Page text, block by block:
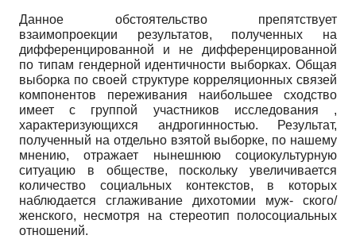
Данное обстоятельство препятствует
взаимопроекции результатов, полученных на
дифференцированной и не дифференцированной
по типам гендер­ной идентичности выборках. Общая
выборка по своей структуре корреляционных связей
компонентов переживания наибольшее сходство
имеет с группой участников исследования ,
характеризующихся андрогинностью. Результат,
полученный на отдельно взятой выборке, по нашему
мнению, отражает нынешнюю социокультурную
ситуацию в обществе, поскольку увеличивается
количество социальных контекстов, в которых
наблюдается сглаживание дихотомии муж- ского/
женского, несмотря на стереотип полосоциальных
отношений.